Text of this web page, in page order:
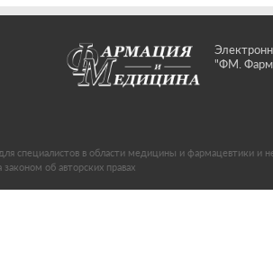
"ФМ.
специалистов в области медицины и фармацевтики
об авторских правах